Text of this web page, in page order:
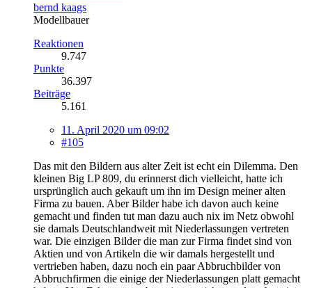
bernd kaags
Modellbauer
Reaktionen
9.747
Punkte
36.397
Beiträge
5.161
11. April 2020 um 09:02
#105
Das mit den Bildern aus alter Zeit ist echt ein Dilemma. Den
kleinen Big LP 809, du erinnerst dich vielleicht, hatte ich
ursprünglich auch gekauft um ihn im Design meiner alten
Firma zu bauen. Aber Bilder habe ich davon auch keine
gemacht und finden tut man dazu auch nix im Netz obwohl
sie damals Deutschlandweit mit Niederlassungen vertreten
war. Die einzigen Bilder die man zur Firma findet sind von
Aktien und von Artikeln die wir damals hergestellt und
vertrieben haben, dazu noch ein paar Abbruchbilder von
Abbruchfirmen die einige der Niederlassungen platt gemacht